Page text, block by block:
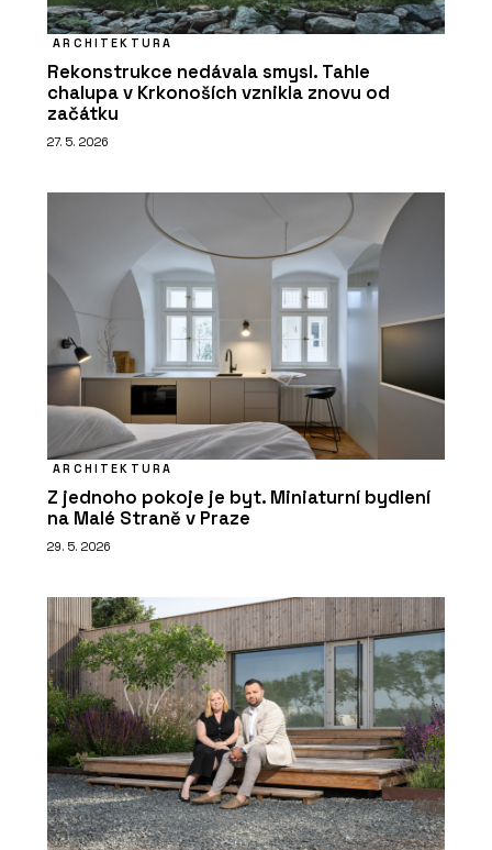
ARCHITEKTURA
Rekonstrukce nedávala smysl. Tahle
chalupa v Krkonoších vznikla znovu od
začátku
27. 5. 2026
ARCHITEKTURA
Z jednoho pokoje je byt. Miniaturní bydlení
na Malé Straně v Praze
29. 5. 2026